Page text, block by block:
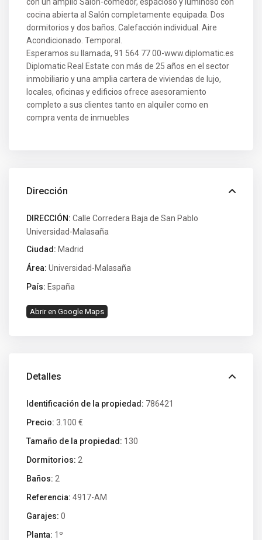
cocina abierta al Salón completamente equipada. Dos
dormitorios y dos baños. Calefacción individual. Aire
Acondicionado. Temporal.
Esperamos su llamada, 91 564 77 00-www.diplomatic.es
Diplomatic Real Estate con más de 25 años en el sector
inmobiliario y una amplia cartera de viviendas de lujo,
locales, oficinas y edificios ofrece asesoramiento
completo a sus clientes tanto en alquiler como en
compra venta de inmuebles
Dirección
DIRECCIÓN: Calle Corredera Baja de San Pablo
Universidad-Malasaña
Ciudad: Madrid
Área: Universidad-Malasaña
País: España
Abrir en Google Maps
Detalles
Identificación de la propiedad: 786421
Precio: 3.100 €
Tamaño de la propiedad: 130
Dormitorios: 2
Baños: 2
Referencia: 4917-AM
Garajes: 0
Planta: 1º